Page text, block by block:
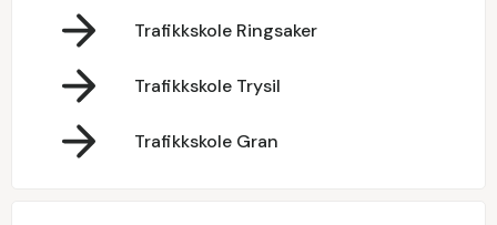
Trafikkskole Ringsaker
Trafikkskole Trysil
Trafikkskole Gran